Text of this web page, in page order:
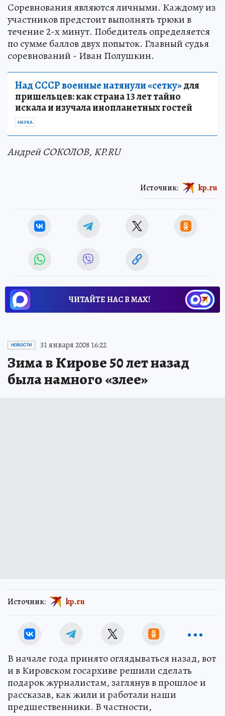
Соревнования являются личными. Каждому из
участников предстоит выполнять трюки в
течение 2-х минут. Победитель определяется
по сумме баллов двух попыток. Главный судья
соревнований - Иван Полушкин.
Над СССР военные натянули «сетку»для
пришельцев: как страна 13 лет тайно
искала и изучала инопланетных гостей
НАУКА
Андрей СОКОЛОВ, KP.RU
Источник: kp.ru
ЧИТАЙТЕ НАС В МАХ!
НОВОСТИ 31 января 2008 16:22
Зима в Кирове 50 лет назад
была намного «злее»
Источник: kp.ru
В начале года принято оглядываться назад, вот
и в Кировском госархиве решили сделать
подарок журналистам, заглянув в прошлое и
рассказав, как жили и работали наши
предшественники. В частности,